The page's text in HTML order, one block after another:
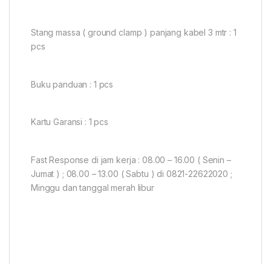
Stang massa ( ground clamp ) panjang kabel 3 mtr : 1
pcs
Buku panduan : 1 pcs
Kartu Garansi : 1 pcs
Fast Response di jam kerja : 08.00 – 16.00 ( Senin –
Jumat ) ; 08.00 – 13.00 ( Sabtu ) di 0821-22622020 ;
Minggu dan tanggal merah libur